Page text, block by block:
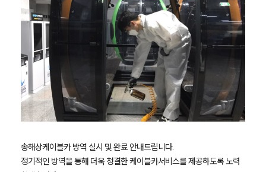
송해상케이블카 방역 실시 및 완료 안내드립니다.
정기적인 방역을 통해 더욱 청결한 케이블카서비스를 제공하도록 노력